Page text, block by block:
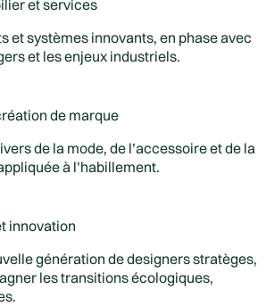
et services
et systèmes innovants, en phase avec
et les enjeux industriels.
de marque
de la mode, de l’accessoire et de la
à l’habillement.
innovation
génération de designers stratèges,
les transitions écologiques,